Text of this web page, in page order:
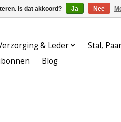
& Leder Stal,
Blog
Is dat akkoord? Ja Nee